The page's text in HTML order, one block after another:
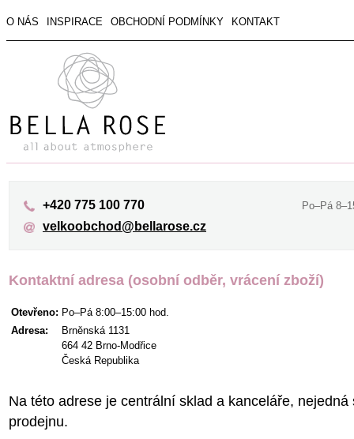
O NÁS INSPIRACE OBCHODNÍ PODMÍNKY KONTAKT
+420 775 100 770 Po–Pá
velkoobchod@bellarose.cz
Kontaktní adresa (osobní odběr, vrácení zboží)
Otevřeno: Po–Pá 8:00–15:00 hod.
Adresa:
Brněnská 1131
664 42 Brno-Modřice
Česká Republika
Na této adrese je centrální sklad a kanceláře, nejedná
prodejnu.